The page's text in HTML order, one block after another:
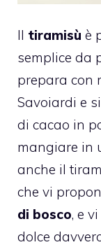
Il tiramisù è
semplice da
prepara con
Savoiardi e
di cacao in
mangiare in
anche il
che vi
di bosco, e
dolce